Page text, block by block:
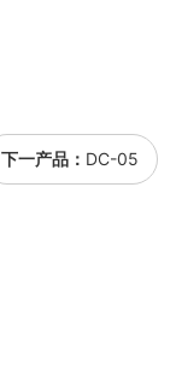
下一产品： DC-05